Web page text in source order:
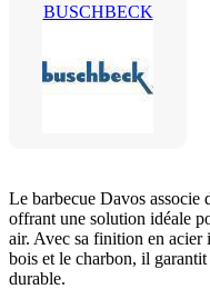
BUSCHBECK
Le barbecue Davos associe
offrant une solution idéale
air. Avec sa finition en acier
bois et le charbon, il
durable.